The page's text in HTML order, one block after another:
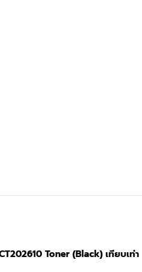
Toner (Black) เทียบเท่า